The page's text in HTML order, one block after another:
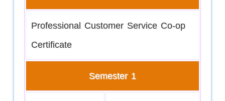
Professional Customer Service Co-op
Certificate
Semester 1